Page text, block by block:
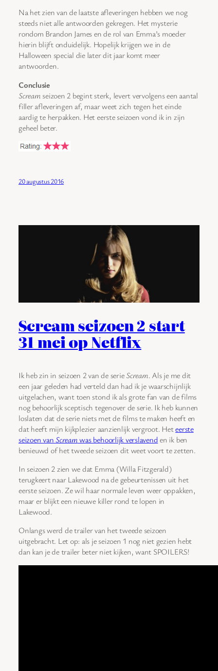
Na het zien van de laatste afleveringen hebben we nog
steeds niet alle antwoorden gekregen. Het mysterie
rondom Brandon James en de rol van Emma’s moeder
hierin blijft onduidelijk. Hopelijk krijgen we in de
Halloween special die later dit jaar komt meer
antwoorden.
Conclusie
Screamseizoen 2 begint sterk, levert vervolgens een aantal
filler afleveringen af, maar weet zich tegen het einde
aardig te herpakken. Het eerste seizoen vond ik in zijn
geheel beter.
20 augustus 2016
Scream seizoen 2 start
31 mei op Netflix
Ik heb zin in seizoen 2 van de serieScream. Als je me dit
een jaar geleden had verteld dan had ik je waarschijnlijk
uitgelachen, want toen stond ik als grote fan van de films
nog behoorlijk sceptisch tegenover de serie. Ik heb kunnen
loslaten dat de serie niets met de films te maken heeft en
dat heeft mijn kijkplezier aanzienlijk vergroot. Heteerste
seizoen vanScreamwas behoorlijk verslavenden ik ben
benieuwd of het tweede seizoen dit weet voort te zetten.
In seizoen 2 zien we dat Emma (Willa Fitzgerald)
terugkeert naar Lakewood na de gebeurtenissen uit het
eerste seizoen. Ze wil haar normale leven weer oppakken,
maar er blijkt een nieuwe killer rond te lopen in
Lakewood.
Onlangs werd de trailer van het tweede seizoen
uitgebracht. Let op: als je seizoen 1 nog niet gezien hebt
dan kan je de trailer beter niet kijken, want SPOILERS!